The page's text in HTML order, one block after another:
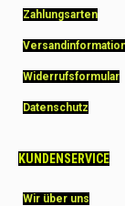
Zahlungsarten
Widerrufsformular
Datenschutz
KUNDENSERVICE
Wir über uns